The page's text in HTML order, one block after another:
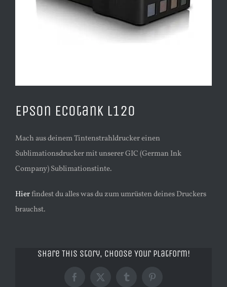
Epson Ecotank L120
Mach aus deinem Tintenstrahldrucker einen
Sublimationsdrucker mit unserer GIC (German Ink
Company) Sublimationstinte.
Hierfindest du alles was du zum umrüsten deines Druckers
brauchst.
Share This Story, Choose Your Platform!
Facebook
X TumblrPinterest